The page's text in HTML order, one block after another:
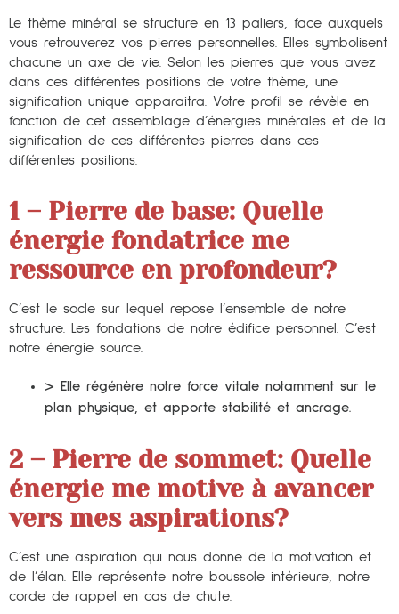
Le thème minéral se structure en 13 paliers, face auxquels
vous retrouverez vos pierres personnelles. Elles symbolisent
chacune un axe de vie. Selon les pierres que vous avez
dans ces différentes positions de votre thème, une
signification unique apparaitra. Votre profil se révèle en
fonction de cet assemblage d’énergies minérales et de la
signification de ces différentes pierres dans ces
différentes positions.
1 – Pierre de base: Quelle
énergie fondatrice me
ressource en profondeur?
C’est le socle sur lequel repose l’ensemble de notre
structure. Les fondations de notre édifice personnel. C’est
notre énergie source.
> Elle régénère notre force vitale notamment sur le
plan physique, et apporte stabilité et ancrage.
2 – Pierre de sommet: Quelle
énergie me motive à avancer
vers mes aspirations?
C’est une aspiration qui nous donne de la motivation et
de l’élan. Elle représente notre boussole intérieure, notre
corde de rappel en cas de chute.